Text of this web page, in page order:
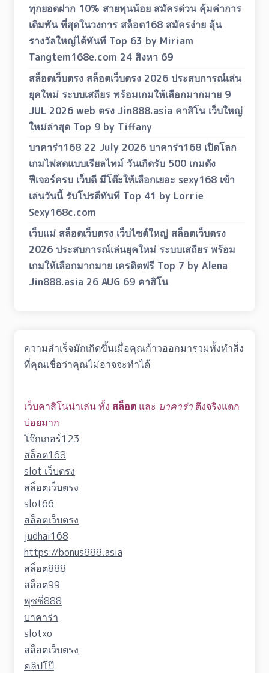
ทุกยอดฝาก 10% สายทุนน้อย สมัครด่วน คุ้มค่าการ
เดิมพัน ที่สุดในวงการ สล็อต168 สมัครง่าย ลุ้น
รางวัลใหญ่ได้ทันที Top 63 by Miriam
Tangtem168e.com 24 สิงหา 69
สล็อตเว็บตรง สล็อตเว็บตรง 2026 ประสบการณ์เล่น
ยุคใหม่ ระบบเสถียร พร้อมเกมให้เลือกมากมาย 9
JUL 2026 web ตรง Jin888.asia คาสิโน เว็บใหญ่
ใหม่ล่าสุด Top 9 by Tiffany
บาคาร่า168 22 July 2026 บาคาร่า168 เปิดโลก
เกมไพ่สดแบบเรียลไทม์ วันเกิดรับ 500 เกมดัง
ฟีเจอร์ครบ เว็บดี มีโต๊ะให้เลือกเยอะ sexy168 เข้า
เล่นวันนี้ รับโปรดีทันที Top 41 by Lorrie
Sexy168c.com
เว็บแม่ สล็อตเว็บตรง เว็บไซต์ใหญ่ สล็อตเว็บตรง
2026 ประสบการณ์เล่นยุคใหม่ ระบบเสถียร พร้อม
เกมให้เลือกมากมาย เครดิตฟรี Top 7 by Alena
Jin888.asia 26 AUG 69 คาสิโน
ความสำเร็จมักเกิดขึ้นเมื่อคุณก้าวออกมารวมทั้งทำสิ่ง
ที่คุณเชื่อว่าคุณไม่อาจจะทำได้
เว็บคาสิโนน่าเล่น ทั้ง สล็อต และ บาคาร่า ตึงจริงแตก
บ่อยมาก
โจ๊กเกอร์123
สล็อต168
slot เว็บตรง
สล็อตเว็บตรง
slot66
สล็อตเว็บตรง
judhai168
https://bonus888.asia
สล็อต888
สล็อต99
พุซซี่888
บาคาร่า
slotxo
สล็อตเว็บตรง
คลิปโป๊